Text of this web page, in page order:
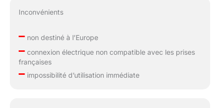
Inconvénients
–non destiné à l’Europe
–connexion électrique non compatible avec les prises
françaises
–impossibilité d’utilisation immédiate